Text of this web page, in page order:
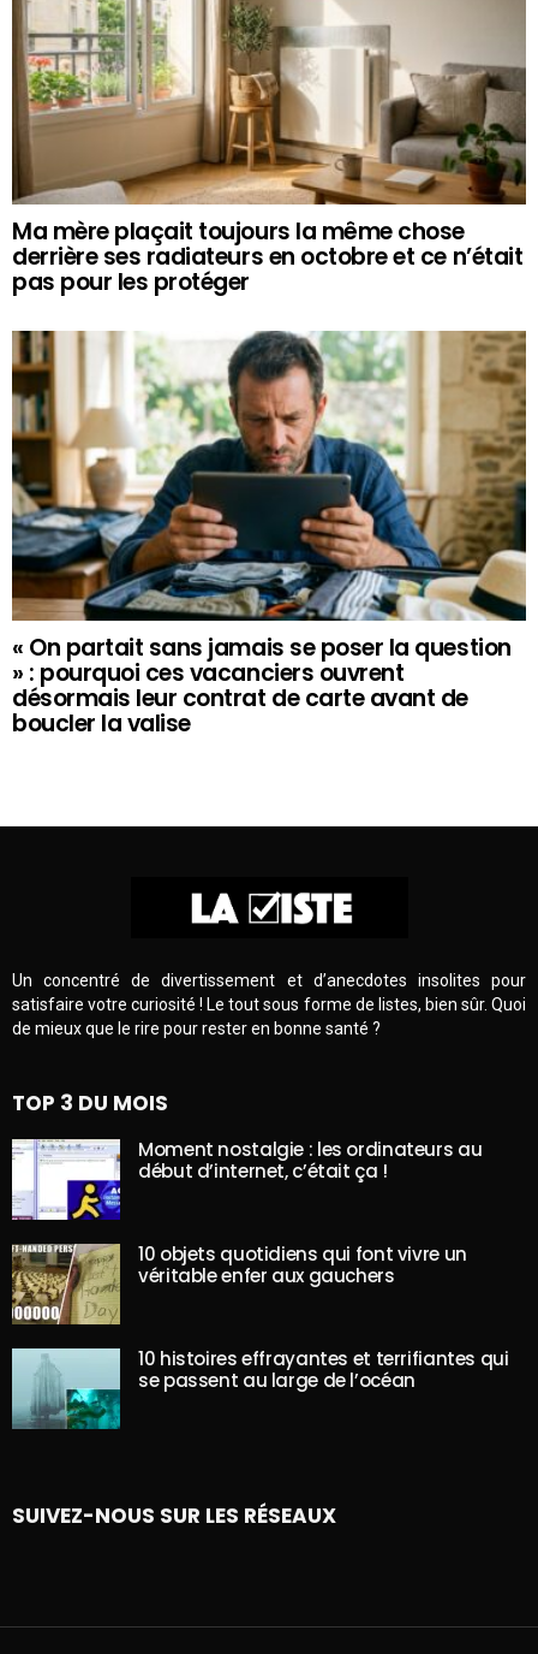
Ma mère plaçait toujours la même chose
derrière ses radiateurs en octobre et ce n’était
pas pour les protéger
« On partait sans jamais se poser la question
» : pourquoi ces vacanciers ouvrent
désormais leur contrat de carte avant de
boucler la valise
Un concentré de divertissement et d’anecdotes insolites pour
satisfaire votre curiosité ! Le tout sous forme de listes, bien sûr. Quoi
de mieux que le rire pour rester en bonne santé ?
TOP 3 DU MOIS
Moment nostalgie : les ordinateurs au
début d’internet, c’était ça !
10 objets quotidiens qui font vivre un
véritable enfer aux gauchers
10 histoires effrayantes et terrifiantes qui
se passent au large de l’océan
SUIVEZ-NOUS SUR LES RÉSEAUX